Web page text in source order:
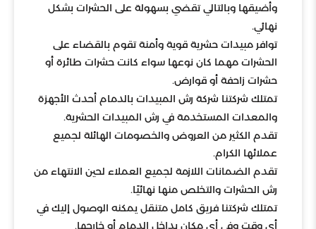
وأضيقها وبالتالي تقضي بسهولة على الحشرات بشكل
نهائي.
توافر مبيدات حشرية قوية وأمنة تقوم بالقضاء على
الحشرات مهما كان نوعها سواء كانت حشرات طائرة أو
حشرات زاحفة أو قوارض.
تمتلك شركتنا شركة رش المبيدات بالدمام أحدث الأجهزة
والمعدات المستخدمة في رش المبيدات الحشرية.
تقدم الكثير من العروض والخصومات الهائلة لجميع
عملائها الكرام.
تقدم الضمانات اللازمة لجميع العملاء لحين الانتهاء من
رش الحشرات والتخلص منها نهائيًا.
تمتلك شركتنا فريق كامل متنقل يمكنه الوصول إليك في
أي وقت وفي أي مكان بداخل الدمام أو خارجها.